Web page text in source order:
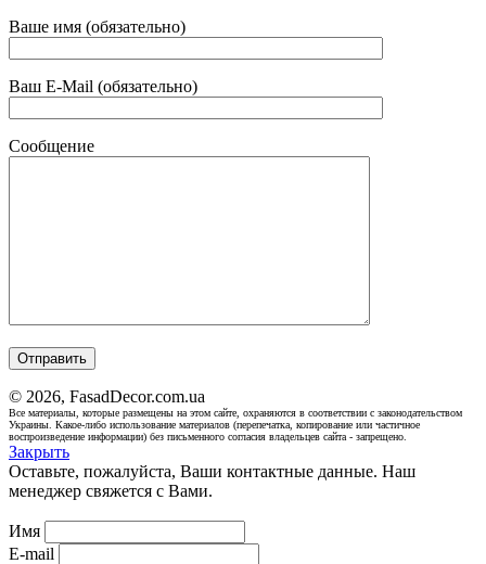
Ваше имя (обязательно)
Ваш E-Mail (обязательно)
Сообщение
© 2026, FasadDecor.com.ua
Все материалы, которые размещены на этом сайте, охраняются в соответствии с законодательством
Украины. Какое-либо использование материалов (перепечатка, копирование или частичное
воспроизведение информации) без письменного согласия владельцев сайта - запрещено.
Закрыть
Оставьте, пожалуйста, Ваши контактные данные. Наш
менеджер свяжется с Вами.
Имя
E-mail